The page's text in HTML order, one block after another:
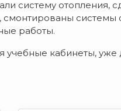
систему отопления,
системы
работы.
учебные кабинеты,